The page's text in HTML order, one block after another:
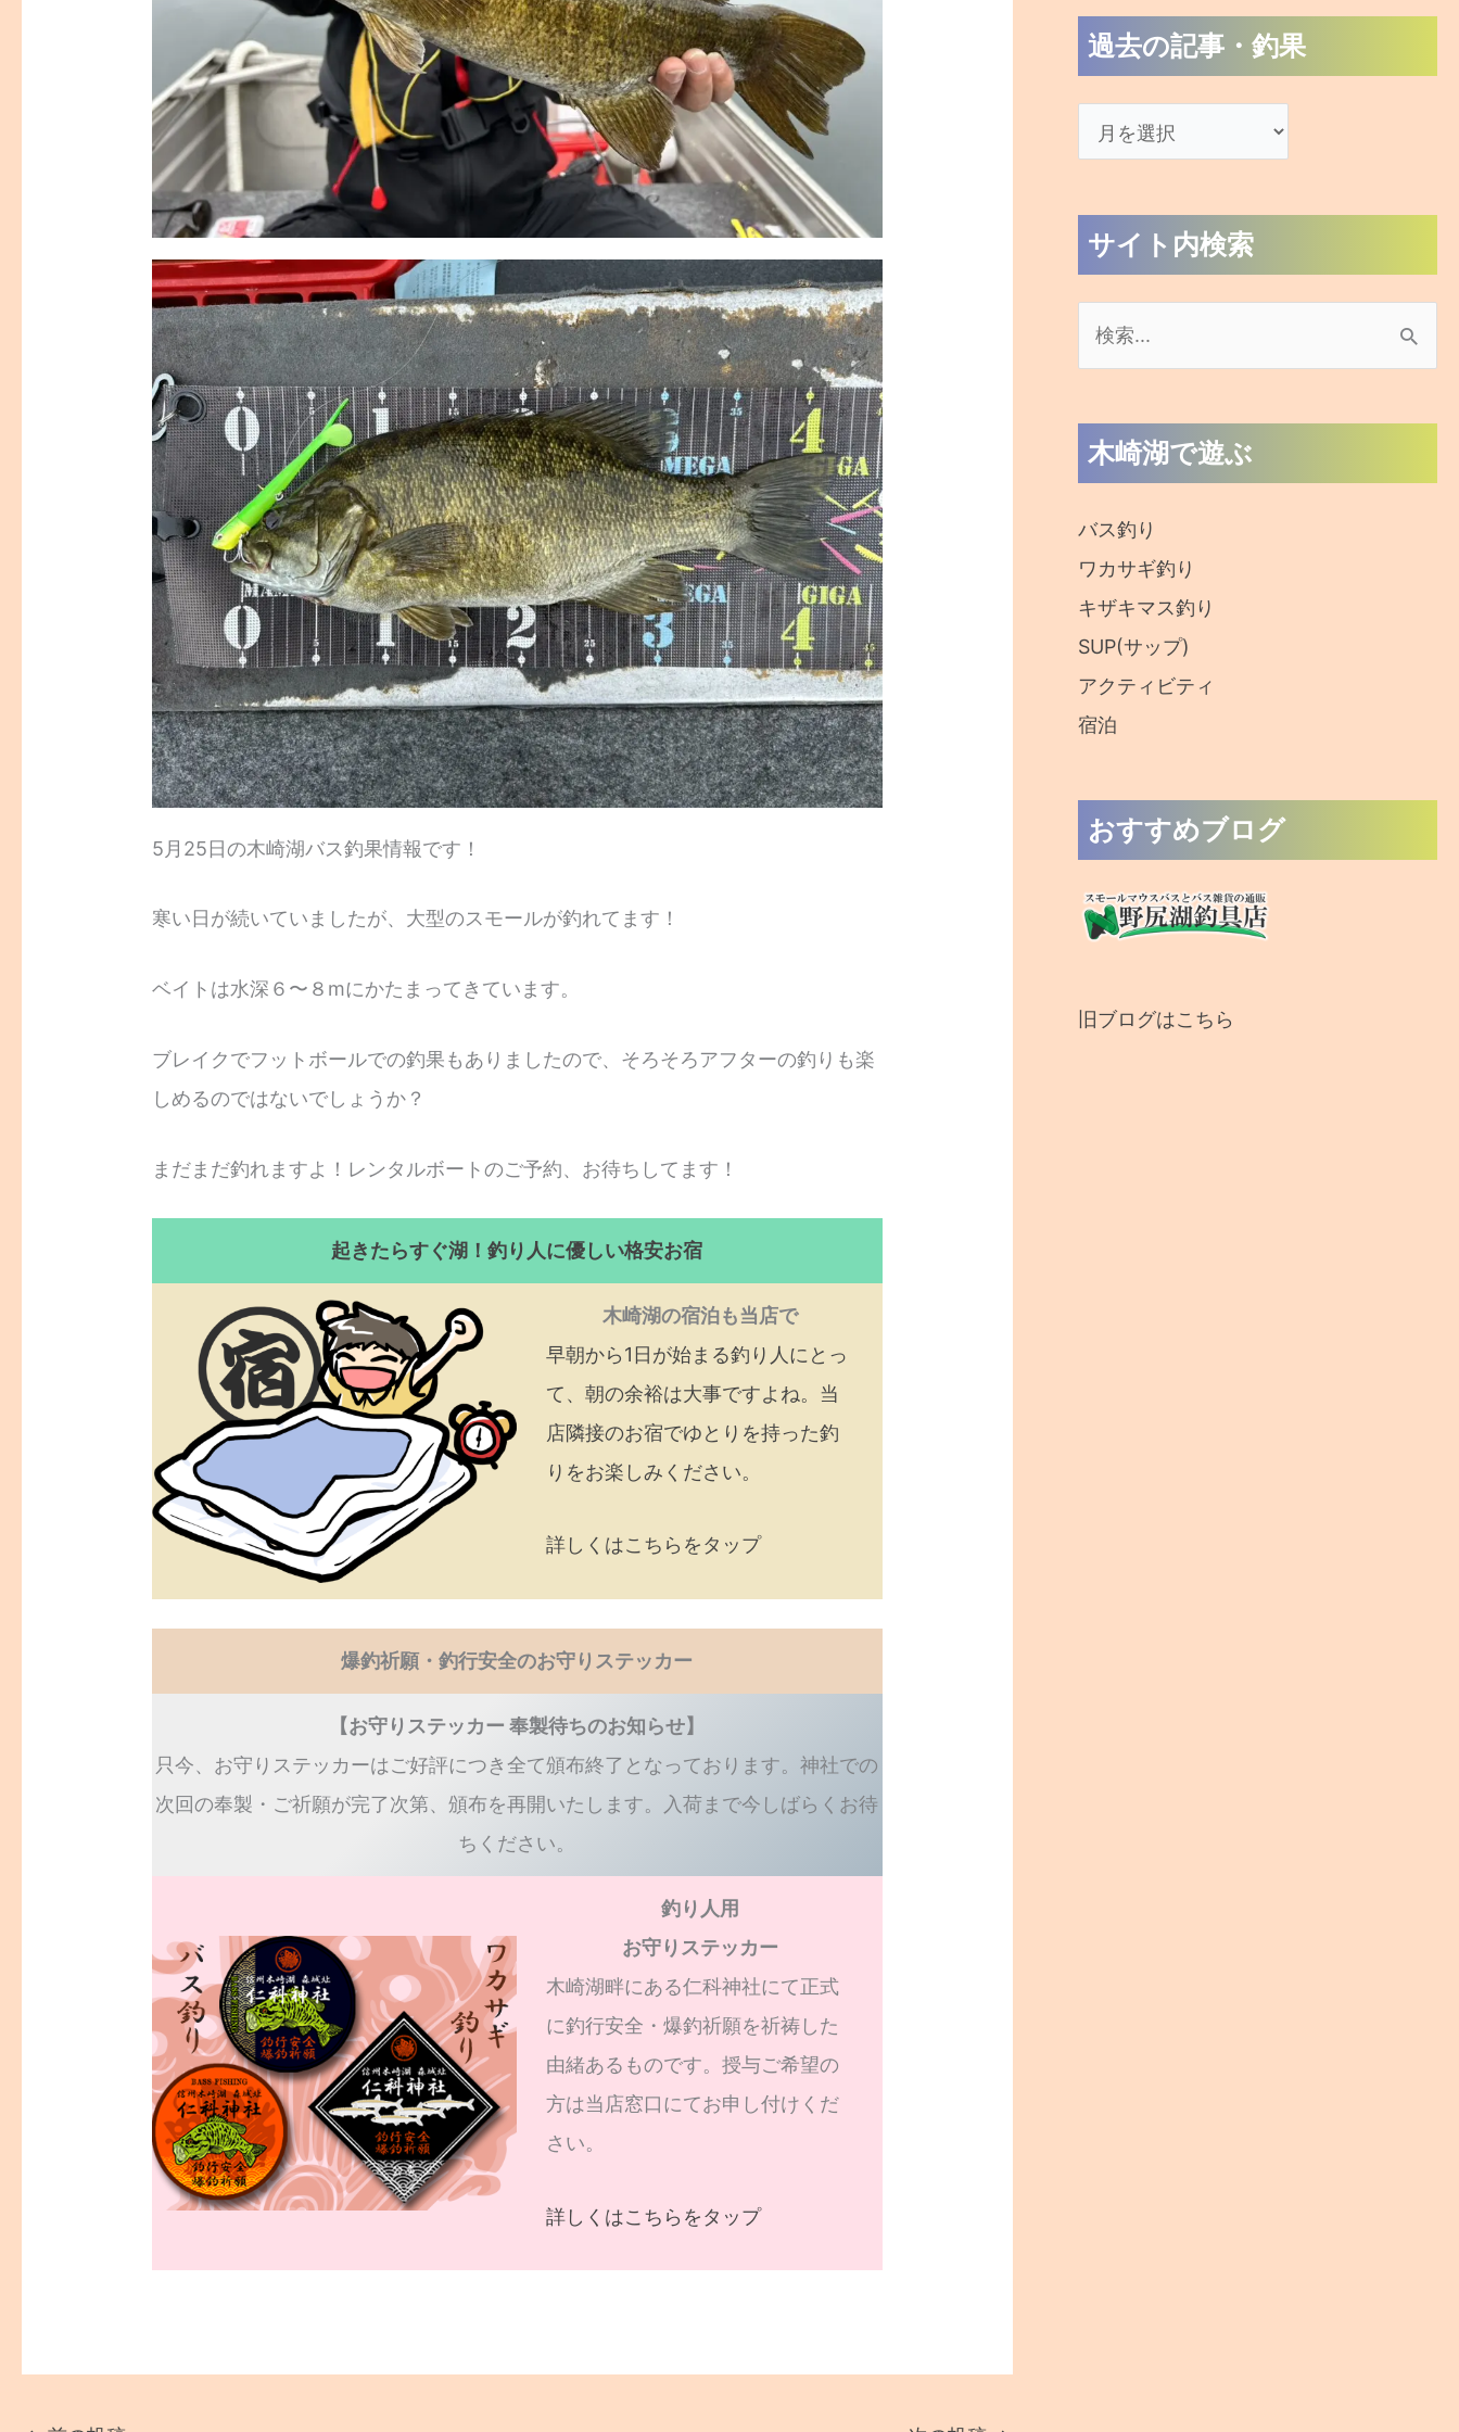
5月25日の木崎湖バス釣果情報です！
寒い日が続いていましたが、大型のスモールが釣れてます！
ベイトは水深６〜８mにかたまってきています。
ブレイクでフットボールでの釣果もありましたので、そろそろアフターの釣りも楽
しめるのではないでしょうか？
まだまだ釣れますよ！レンタルボートのご予約、お待ちしてます！
起きたらすぐ湖！釣り人に優しい格安お宿
木崎湖の宿泊も当店で
早朝から1日が始まる釣り人にとっ
て、朝の余裕は大事ですよね。当
店隣接のお宿でゆとりを持った釣
りをお楽しみください。
詳しくはこちらをタップ
爆釣祈願・釣行安全のお守りステッカー
【お守りステッカー 奉製待ちのお知らせ】
只今、お守りステッカーはご好評につき全て頒布終了となっております。神社での
次回の奉製・ご祈願が完了次第、頒布を再開いたします。入荷まで今しばらくお待
ちください。
釣り人用
お守りステッカー
木崎湖畔にある仁科神社にて正式
に釣行安全・爆釣祈願を祈祷した
由緒あるものです。授与ご希望の
方は当店窓口にてお申し付けくだ
さい。
詳しくはこちらをタップ
過去の記事・釣果
サイト内検索
検
対
象
木崎湖で遊ぶ
バス釣り
ワカサギ釣り
キザキマス釣り
SUP(サップ)
アクティビティ
宿泊
おすすめブログ
旧ブログはこちら